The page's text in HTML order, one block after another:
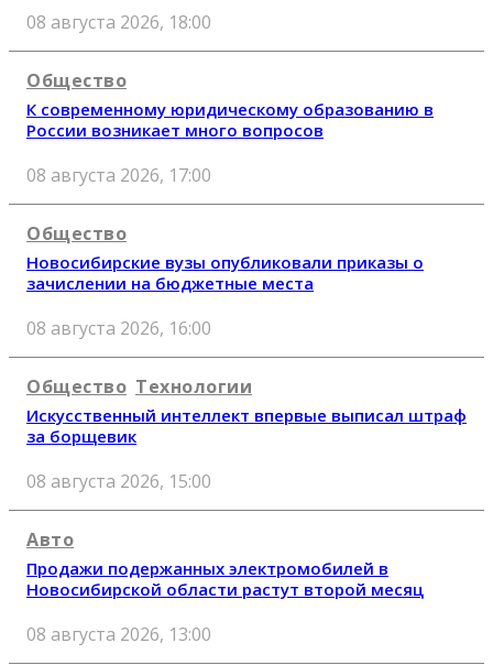
08 августа 2026, 18:00
Общество
К современному юридическому образованию в
России возникает много вопросов
08 августа 2026, 17:00
Общество
Новосибирские вузы опубликовали приказы о
зачислении на бюджетные места
08 августа 2026, 16:00
Общество Технологии
Искусственный интеллект впервые выписал штраф
за борщевик
08 августа 2026, 15:00
Авто
Продажи подержанных электромобилей в
Новосибирской области растут второй месяц
08 августа 2026, 13:00